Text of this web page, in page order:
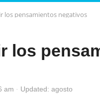
los pensamientos negativos
los
am
Updated: agosto